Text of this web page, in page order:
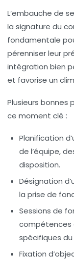
L’embauche de
la signature du
fondamentale
pérenniser leur
intégration bien
et favorise un
Plusieurs
ce moment clé :
Planification
de l’équipe,
disposition.
Désignation
la prise de
Sessions de
compétences
spécifiques
Fixation